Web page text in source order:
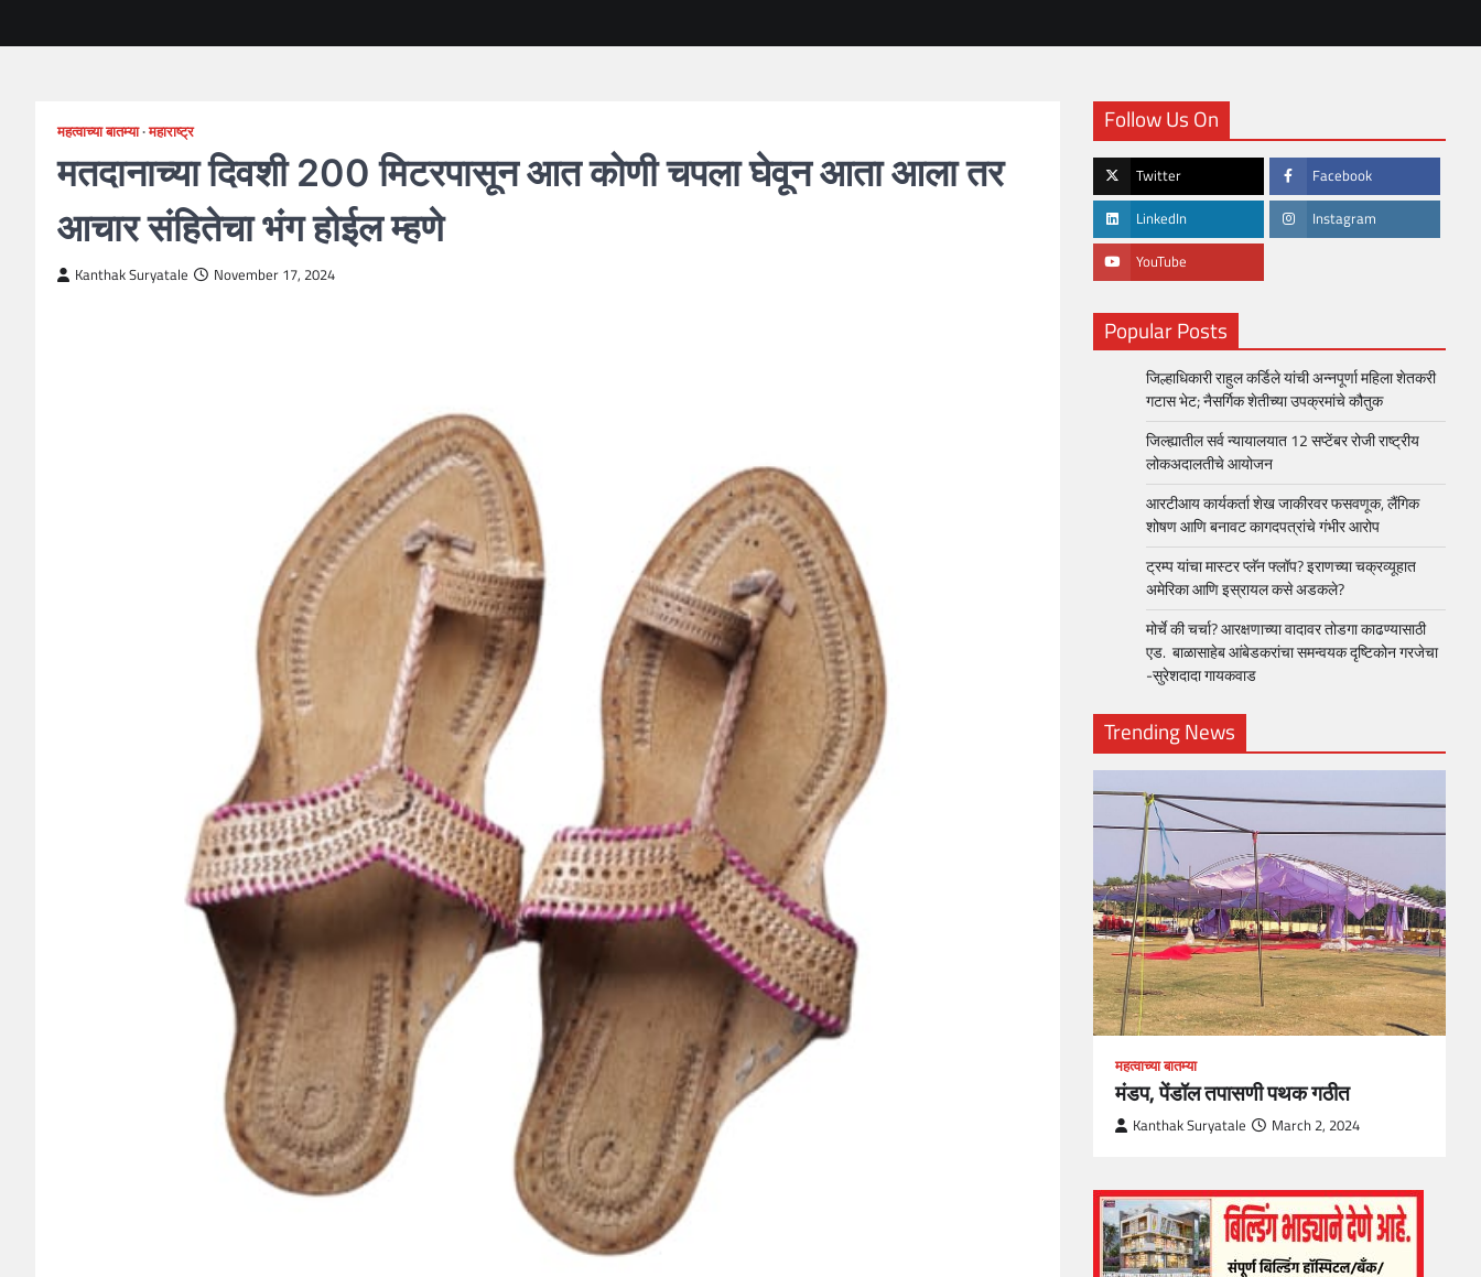
महत्वाच्या बातम्या महाराष्ट्र
मतदानाच्या दिवशी 200 मिटरपासून आत कोणी चपला घेवून आता आला तर
आचार संहितेचा भंग होईल म्हणे
Kanthak Suryatale November 17, 2024
Follow Us On
Twitter Facebook
LinkedIn Instagram
YouTube
Popular Posts
जिल्हाधिकारी राहुल कर्डिले यांची अन्नपूर्णा महिला शेतकरी
गटास भेट; नैसर्गिक शेतीच्या उपक्रमांचे कौतुक
जिल्ह्यातील सर्व न्यायालयात 12 सप्टेंबर रोजी राष्ट्रीय
लोकअदालतीचे आयोजन
आरटीआय कार्यकर्ता शेख जाकीरवर फसवणूक, लैंगिक
शोषण आणि बनावट कागदपत्रांचे गंभीर आरोप
ट्रम्प यांचा मास्टर प्लॅन फ्लॉप? इराणच्या चक्रव्यूहात
अमेरिका आणि इस्रायल कसे अडकले?
मोर्चे की चर्चा? आरक्षणाच्या वादावर तोडगा काढण्यासाठी
एड. बाळासाहेब आंबेडकरांचा समन्वयक दृष्टिकोन गरजेचा
-सुरेशदादा गायकवाड
Trending News
महत्वाच्या बातम्या
What Is a Front-End Developer?
How to Become One, Salary, Skills
Kanthak Suryatale
महत्वाच्या बातम्या
मंडप, पेंडॉल तपासणी पथक गठीत
Kanthak Suryatale March 2, 2024